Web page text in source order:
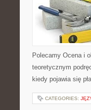
Polecamy Ocena i
teoretycznym
kiedy pojawia się
CATEGORIES: